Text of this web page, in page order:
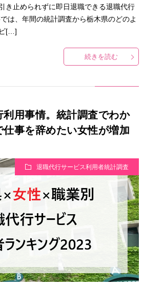
き止められずに即日退職できる退職代行
は、年間の統計調査から栃木県のどのよ
[…]
続きを読む
用事情。統計調査でわか
仕事を辞めたい女性が増加
退職代行サービス利用者統計調査